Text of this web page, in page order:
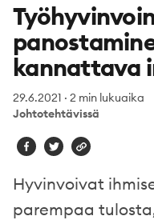
kannattava
29.6.2021 · 2 min lukuaika
Johtotehtävissä
Hyvinvoivat
parempaa